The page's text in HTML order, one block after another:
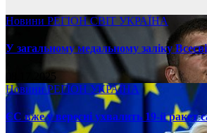
Новини РЕГІОНСВІТ УКРАЇНА
У загальному медальному заліку
08.17.2025
НовиниРЕГІОН УКРАЇНА
ЄС вже у вересні ухвалить 19-й ракет